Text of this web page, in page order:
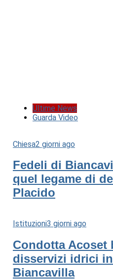
Ultime News
Guarda Video
Chiesa2 giorni ago
Fedeli di
quel legame di
Placido
Istituzioni3 giorni ago
Condotta Acoset
disservizi idrici
Biancavilla